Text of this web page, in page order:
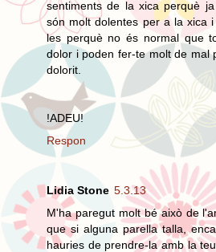
sentiments de la xica perquè
són molt dolentes per a la xica
les perquè no és normal que
dolor i poden fer-te molt de mal
dolorit.
!ADEU!
Respon
Lidia Stone 5.3.13
M'ha paregut molt bé això de
que si alguna parella talla,
hauries de prendre-la amb la